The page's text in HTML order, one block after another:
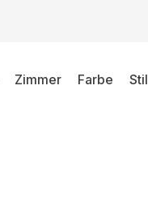
Zimmer Farbe Stil